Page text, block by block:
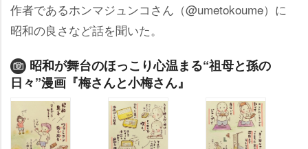
作者であるホンマジュンコさん（@umetokoume）に
昭和の良さなど話を聞いた。
昭和が舞台のほっこり心温まる“祖母と孫の
日々”漫画『梅さんと小梅さん』